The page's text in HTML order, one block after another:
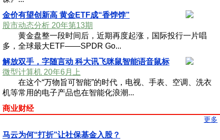
金价有望创新高 黄金ETF成“香饽饽”
股市动态分析 20年第13期
黄金盘整一段时间后，近期再度起涨，国际投行一片唱
多，全球最大ETF——SPDR Go...
解放双手，字随言动 科大讯飞咪鼠智能语音鼠标
微型计算机 20年6月上
在这个“万物旨可智能”的时代，电视、手表、空调、洗衣
机等常用的电子产品也在智能化浪潮...
商业财经
更多
马云为何“打折”让社保基金入股？